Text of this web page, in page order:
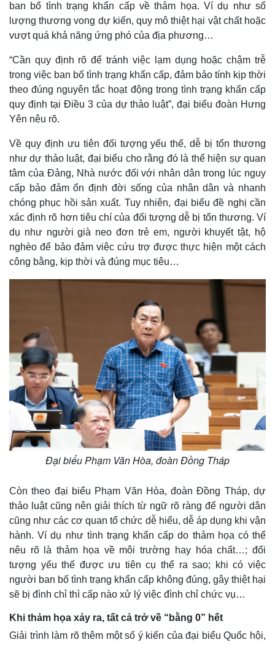
Kinh tế
Bất động sản
Khởi nghiệp
Thị trường
Giá vàng
Tiêu dùng
Tỷ giá
Chứng khoán
ban bố tình trạng khẩn cấp về thảm họa. Ví dụ như số
lượng thương vong dự kiến, quy mô thiệt hại vật chất hoặc
vượt quá khả năng ứng phó của địa phương…
“Cần quy định rõ để tránh việc lạm dụng hoặc chậm trễ
trong việc ban bố tình trạng khẩn cấp, đảm bảo tính kịp thời
theo đúng nguyên tắc hoạt động trong tình trạng khẩn cấp
quy định tại Điều 3 của dự thảo luật”, đại biểu đoàn Hưng
Yên nêu rõ.
Về quy định ưu tiên đối tượng yếu thế, dễ bị tổn thương
như dự thảo luật, đại biểu cho rằng đó là thể hiện sự quan
tâm của Đảng, Nhà nước đối với nhân dân trong lúc nguy
cấp bảo đảm ổn định đời sống của nhân dân và nhanh
chóng phục hồi sản xuất. Tuy nhiên, đại biểu đề nghị cần
xác định rõ hơn tiêu chí của đối tượng dễ bị tổn thương. Ví
dụ như người già neo đơn trẻ em, người khuyết tật, hộ
nghèo để bảo đảm việc cứu trợ được thực hiện một cách
công bằng, kịp thời và đúng mục tiêu…
Đại biểu Phạm Văn Hòa, đoàn Đồng Tháp
Còn theo đại biểu Phạm Văn Hòa, đoàn Đồng Tháp, dự
thảo luật cũng nên giải thích từ ngữ rõ ràng để người dân
cũng như các cơ quan tổ chức dễ hiểu, dễ áp dụng khi vận
hành. Ví dụ như tình trạng khẩn cấp do thảm họa có thể
nêu rõ là thảm họa về môi trường hay hóa chất…; đối
tượng yếu thế được ưu tiên cụ thể ra sao; khi có việc
người ban bố tình trạng khẩn cấp không đúng, gây thiệt hại
sẽ bị đình chỉ thì cấp nào xử lý việc đình chỉ chức vụ…
Khi thảm họa xảy ra, tất cả trở về “bằng 0” hết
Giải trình làm rõ thêm một số ý kiến của đại biểu Quốc hội,